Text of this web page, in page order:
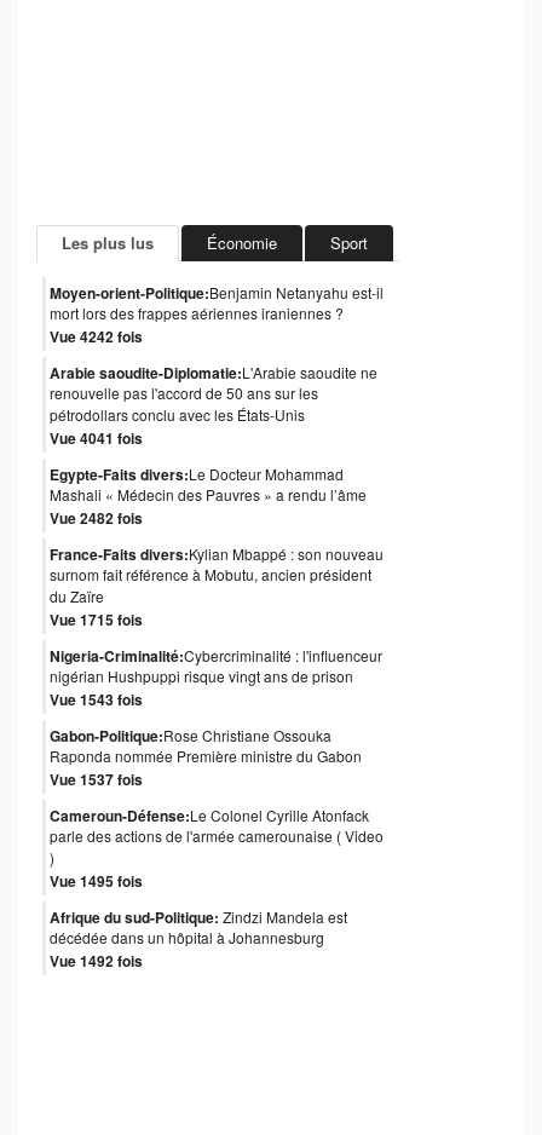
Les plus lus Économie Sport
Moyen-orient-Politique:Benjamin Netanyahu est-il
mort lors des frappes aériennes iraniennes ?
Vue 4242 fois
Arabie saoudite-Diplomatie:L'Arabie saoudite ne
renouvelle pas l'accord de 50 ans sur les
pétrodollars conclu avec les États-Unis
Vue 4041 fois
Egypte-Faits divers:Le Docteur Mohammad
Mashali « Médecin des Pauvres » a rendu l’âme
Vue 2482 fois
France-Faits divers:Kylian Mbappé : son nouveau
surnom fait référence à Mobutu, ancien président
du Zaïre
Vue 1715 fois
Nigeria-Criminalité:Cybercriminalité : l'influenceur
nigérian Hushpuppi risque vingt ans de prison
Vue 1543 fois
Gabon-Politique:Rose Christiane Ossouka
Raponda nommée Première ministre du Gabon
Vue 1537 fois
Cameroun-Défense:Le Colonel Cyrille Atonfack
parle des actions de l'armée camerounaise ( Video
)
Vue 1495 fois
Afrique du sud-Politique: Zindzi Mandela est
décédée dans un hôpital à Johannesburg
Vue 1492 fois